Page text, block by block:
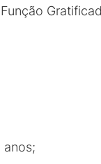
anos;